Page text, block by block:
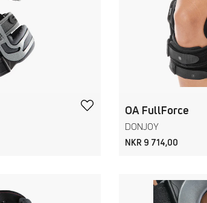
OA FullForce
DONJOY
NKR 9 714,00